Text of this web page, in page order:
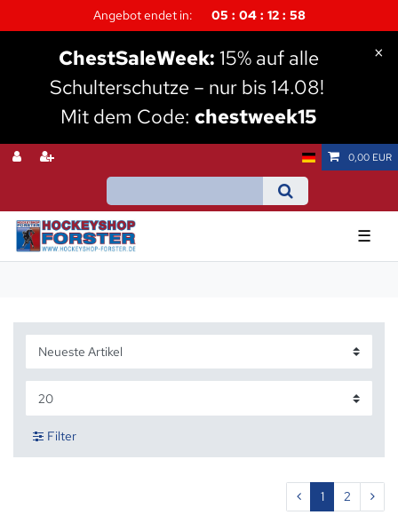
Angebot endet in: 05 04 12 58
ChestSaleWeek: 15% auf alle
Schulterschutze – nur bis 14.08!
Mit dem Code: chestweek15
×
0,00 EUR
☰
Filter
1 2